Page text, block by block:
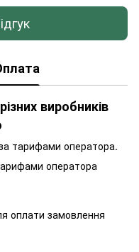
виробників
тарифами оператора.
оператора
оплати замовлення